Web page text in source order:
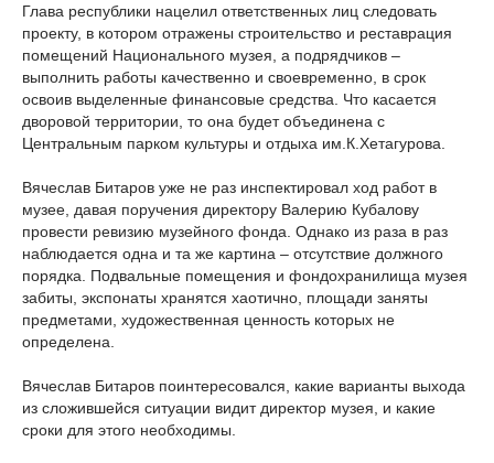
Глава республики нацелил ответственных лиц следовать
проекту, в котором отражены строительство и реставрация
помещений Национального музея, а подрядчиков –
выполнить работы качественно и своевременно, в срок
освоив выделенные финансовые средства. Что касается
дворовой территории, то она будет объединена с
Центральным парком культуры и отдыха им.К.Хетагурова.
Вячеслав Битаров уже не раз инспектировал ход работ в
музее, давая поручения директору Валерию Кубалову
провести ревизию музейного фонда. Однако из раза в раз
наблюдается одна и та же картина – отсутствие должного
порядка. Подвальные помещения и фондохранилища музея
забиты, экспонаты хранятся хаотично, площади заняты
предметами, художественная ценность которых не
определена.
Вячеслав Битаров поинтересовался, какие варианты выхода
из сложившейся ситуации видит директор музея, и какие
сроки для этого необходимы.